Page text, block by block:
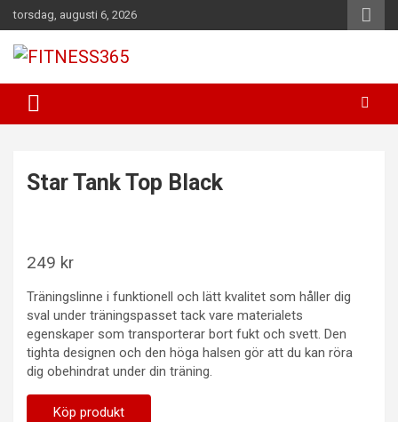
Hoppa
till
innehåll
torsdag, augusti 6, 2026
FITNESS365
Star Tank Top Black
249 kr
Träningslinne i funktionell och lätt kvalitet som håller dig
sval under träningspasset tack vare materialets
egenskaper som transporterar bort fukt och svett. Den
tighta designen och den höga halsen gör att du kan röra
dig obehindrat under din träning.
Köp produkt